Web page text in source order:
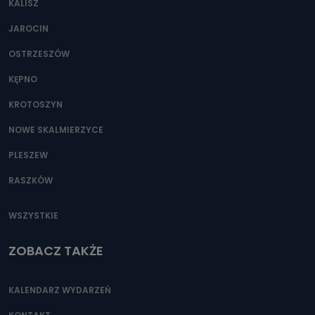
Można to zrobić pod numerem telefonu 62 735-51-05 lub
KALISZ
JAROCIN
OSTRZESZÓW
KĘPNO
KROTOSZYN
NOWE SKALMIERZYCE
PLESZEW
RASZKÓW
WSZYSTKIE
ZOBACZ TAKŻE
KALENDARZ WYDARZEŃ